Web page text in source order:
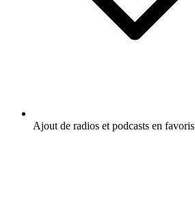
Ajout de radios et podcasts en favoris